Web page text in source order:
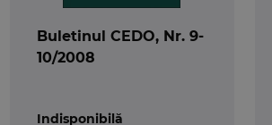
Buletinul CEDO, Nr. 9-
10/2008
Indisponibilă